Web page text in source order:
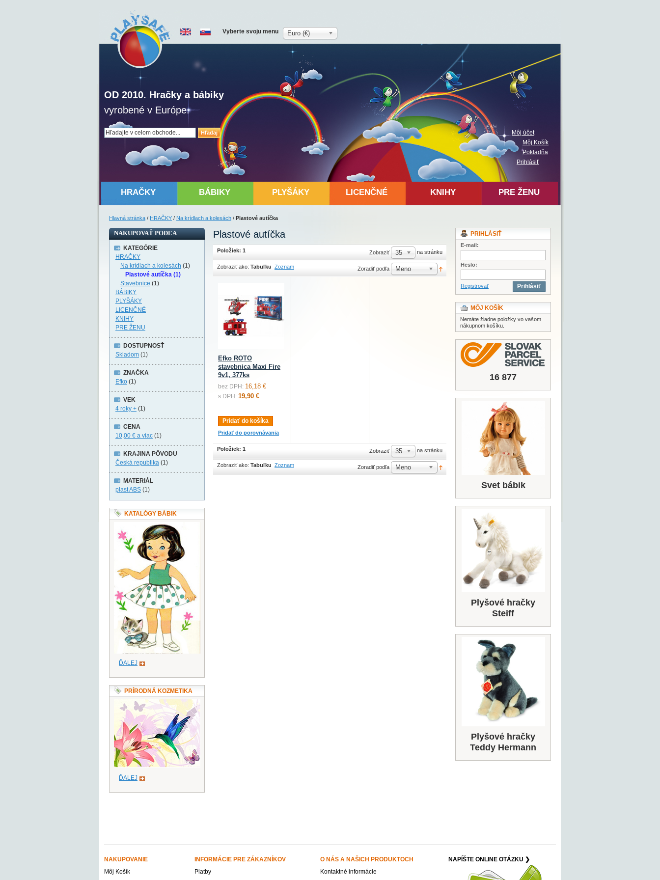
Hľadaj
OD 2010. Hračky a bábiky
vyrobené v Európe.
Môj účet
Môj Košík
Pokladňa
Prihlásiť
Vyberte svoju menu Euro (€)
HRAČKY BÁBIKY PLYŠÁKY LICENČNÉ KNIHY PRE ŽENU
Hlavná stránka / HRAČKY / Na krídlach a kolesách / Plastové autíčka
Plastové autíčka
Položiek: 1 Zobraziť 35 na stránku
Zobraziť ako: Tabuľku Zoznam Zoradiť podľa Meno
Efko ROTO
stavebnica Maxi Fire
9v1, 377ks
bez DPH: 16,18 €
s DPH: 19,90 €
Pridať do košíka
Pridať do porovnávania
Položiek: 1 Zobraziť 35 na stránku
Zobraziť ako: Tabuľku Zoznam Zoradiť podľa Meno
NAKUPOVAŤ PODĽA
KATEGÓRIE
HRAČKY
Na krídlach a kolesách (1)
Plastové autíčka (1)
Stavebnice (1)
BÁBIKY
PLYŠÁKY
LICENČNÉ
KNIHY
PRE ŽENU
DOSTUPNOSŤ
Skladom (1)
ZNAČKA
Efko (1)
VEK
4 roky + (1)
CENA
10,00 € a viac (1)
KRAJINA PÔVODU
Česká republika (1)
MATERIÁL
plast ABS (1)
KATALÓGY BÁBIK
ĎALEJ
PRÍRODNÁ KOZMETIKA
ĎALEJ
PRIHLÁSIŤ
E-mail:
Heslo:
Registrovať Prihlásiť
MÔJ KOŠÍK
Nemáte žiadne položky vo vašom
nákupnom košíku.
16 877
Svet bábik
Plyšové hračky
Steiff
Plyšové hračky
Teddy Hermann
NAKUPOVANIE INFORMÁCIE PRE ZÁKAZNÍKOV O NÁS A NAŠICH PRODUKTOCH
NAPÍŠTE ONLINE OTÁZKU ❯
Môj Košík
Platby Kontaktné informácie